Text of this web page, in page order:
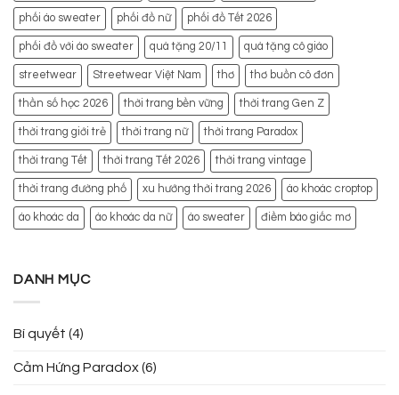
phối áo sweater phối đồ nữ phối đồ Tết 2026
phối đồ với áo sweater quà tặng 20/11 quà tặng cô giáo
streetwear Streetwear Việt Nam thơ thơ buồn cô đơn
thần số học 2026 thời trang bền vững thời trang Gen Z
thời trang giới trẻ thời trang nữ thời trang Paradox
thời trang Tết thời trang Tết 2026 thời trang vintage
thời trang đường phố xu hướng thời trang 2026 áo khoác croptop
áo khoác da áo khoác da nữ áo sweater điềm báo giấc mơ
DANH MỤC
Bí quyết (4)
Cảm Hứng Paradox(6)